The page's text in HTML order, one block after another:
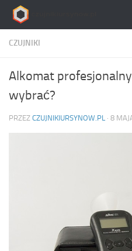
Skip to content
CZUJNIKI
Alkomat
wybrać?
PRZEZ CZUJNIKIURSYNOW.PL · 8